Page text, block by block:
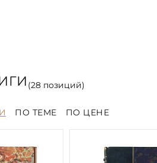
(28позиций)
ПО ТЕМЕ ПО ЦЕНЕ